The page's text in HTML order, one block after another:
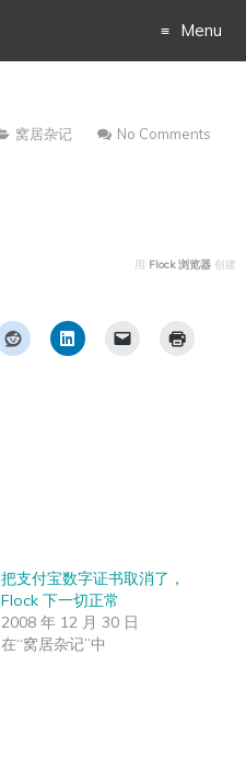
Menu
to
窝居杂记 No Comments
用 Flock 浏览器 创建
把支付宝数字证书取消了，
Flock 下一切正常
2008 年 12 月 30 日
在“窝居杂记”中